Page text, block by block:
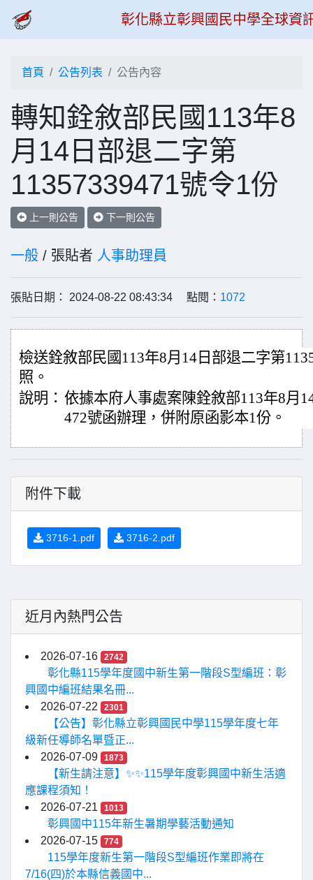
彰化縣立彰興國民中學全球資
首頁 公告列表 公告內容
轉知銓敘部民國113年8
月14日部退二字第
11357339471號令1份
上一則公告 下一則公告
一般 / 張貼者 人事助理員
張貼日期： 2024-08-22 08:43:34 點閱： 1072
檢送銓敘部民國113年8月14日部退二字第
照。
說明： 依據本府人事處案陳銓敘部113年8月
472號函辦理，併附原函影本1份。
附件下載
3716-1.pdf 3716-2.pdf
近月內熱門公告
2026-07-16 2742
彰化縣115學年度國中新生第一階段S型編班：彰
興國中編班結果名冊...
2026-07-22
2301
【公告】彰化縣立彰興國民中學115學年度七年
級新任導師名單暨正...
2026-07-09
1873
【新生請注意】✨✨115學年度彰興國中新生活適
應課程須知！
2026-07-21
1013
彰興國中115年新生暑期學藝活動通知
2026-07-15
774
115學年度新生第一階段S型編班作業即將在
7/16(四)於本縣信義國中...